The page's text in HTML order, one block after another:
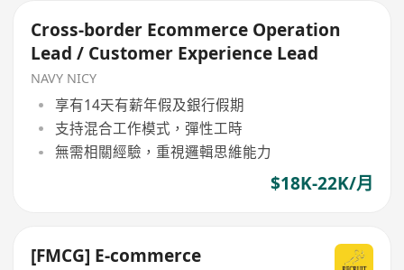
Cross-border Ecommerce Operation
Lead / Customer Experience Lead
NAVY NICY
享有14天有薪年假及銀行假期
支持混合工作模式，彈性工時
無需相關經驗，重視邏輯思維能力
$18K-22K/月
[FMCG] E-commerce